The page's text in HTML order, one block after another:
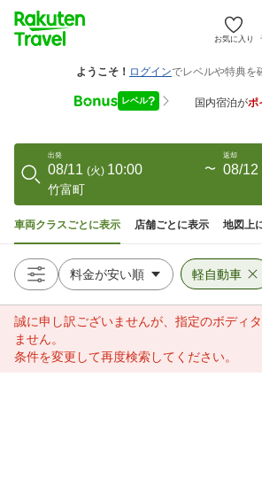
お気に入り
出発
08/11 (火) 10:00 〜
返却
08/12
竹富町
車両クラスごとに表示 店舗ごとに表示 地図上
軽自動車
誠に申し訳ございませんが、指定のボディ
ません。
条件を変更して再度検索してください。